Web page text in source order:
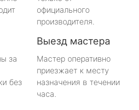
официального
производителя.
за
без
Выезд мастера
Мастер оперативно
приезжает к месту
назначения в течении
часа.